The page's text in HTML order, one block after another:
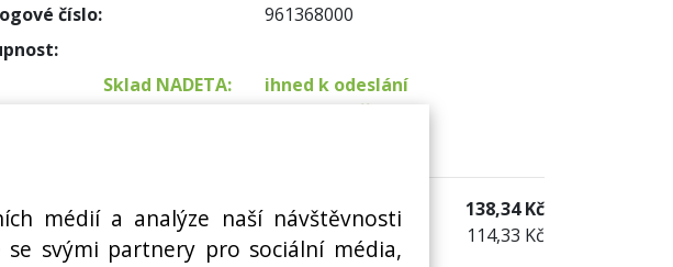
médií a analýze naší návštěvnosti
svými partnery pro sociální média,
číslo:
961368000
Sklad NADETA:
ihned k odeslání
na prodejně 8 ks
DPH:
138,34 Kč
DPH:
114,33 Kč